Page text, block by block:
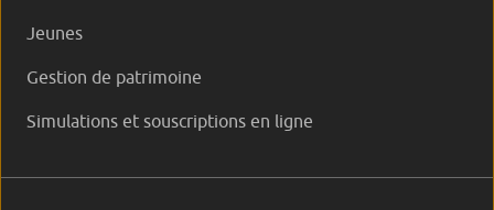
Jeunes
Gestion de patrimoine
Simulations et souscriptions en ligne